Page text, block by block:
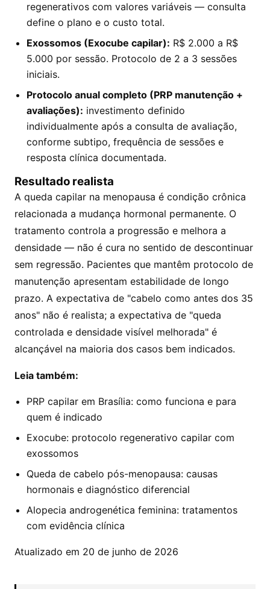
regenerativos com valores variáveis — consulta
define o plano e o custo total.
Exossomos (Exocube capilar): R$ 2.000 a R$
5.000 por sessão. Protocolo de 2 a 3 sessões
iniciais.
Protocolo anual completo (PRP manutenção +
avaliações): investimento definido
individualmente após a consulta de avaliação,
conforme subtipo, frequência de sessões e
resposta clínica documentada.
Resultado realista
A queda capilar na menopausa é condição crônica
relacionada a mudança hormonal permanente. O
tratamento controla a progressão e melhora a
densidade — não é cura no sentido de descontinuar
sem regressão. Pacientes que mantêm protocolo de
manutenção apresentam estabilidade de longo
prazo. A expectativa de "cabelo como antes dos 35
anos" não é realista; a expectativa de "queda
controlada e densidade visível melhorada" é
alcançável na maioria dos casos bem indicados.
Leia também:
PRP capilar em Brasília: como funciona e para
quem é indicado
Exocube: protocolo regenerativo capilar com
exossomos
Queda de cabelo pós-menopausa: causas
hormonais e diagnóstico diferencial
Alopecia androgenética feminina: tratamentos
com evidência clínica
Atualizado em 20 de junho de 2026